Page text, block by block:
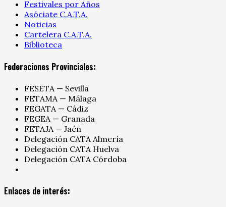
Festivales por Años
Asóciate C.A.T.A.
Noticias
Cartelera C.A.T.A.
Biblioteca
Federaciones Provinciales:
FESETA — Sevilla
FETAMA — Málaga
FEGATA — Cádiz
FEGEA — Granada
FETAJA — Jaén
Delegación CATA Almería
Delegación CATA Huelva
Delegación CATA Córdoba
Enlaces de interés: